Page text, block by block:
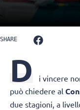
SHARE
D
i vincere
può chiedere al
due stagioni, a